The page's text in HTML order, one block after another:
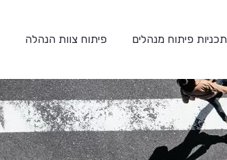
תכניות פיתוח מנהלים פיתוח צוות הנהלה